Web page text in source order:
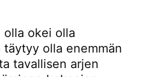
olla okei olla
täytyy olla enemmän
tavallisen arjen